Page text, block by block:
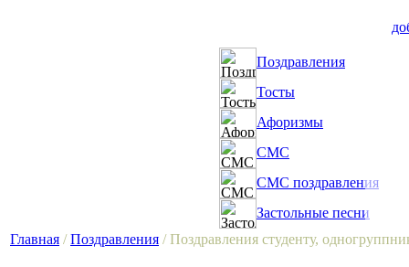
Поздравления
Тосты
Афоризмы
СМС
СМС поздравления
Застольные песни
Главная /Поздравления / Поздравления студенту,